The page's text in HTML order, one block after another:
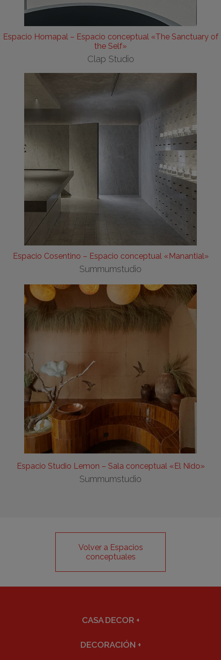
Espacio Homapal – Espacio conceptual «The Sanctuary of
the Self»
Clap Studio
Espacio Cosentino – Espacio conceptual «Manantial»
Summumstudio
Espacio Studio Lemon – Sala conceptual «El Nido»
Summumstudio
Volver a Espacios
conceptuales
CASA DECOR +
DECORACIÓN +